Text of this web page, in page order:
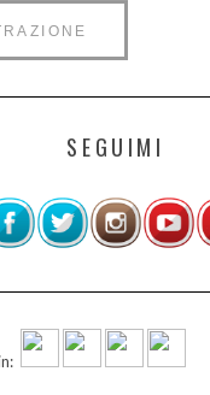
SEGUIMI